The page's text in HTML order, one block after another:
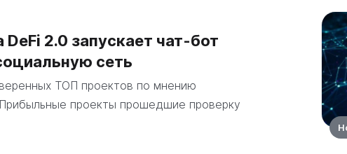
2.0 запускает чат-бот
сеть
ТОП проектов по мнению
проекты прошедшие проверку